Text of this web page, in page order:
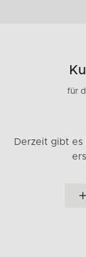
für
Derzeit gibt es